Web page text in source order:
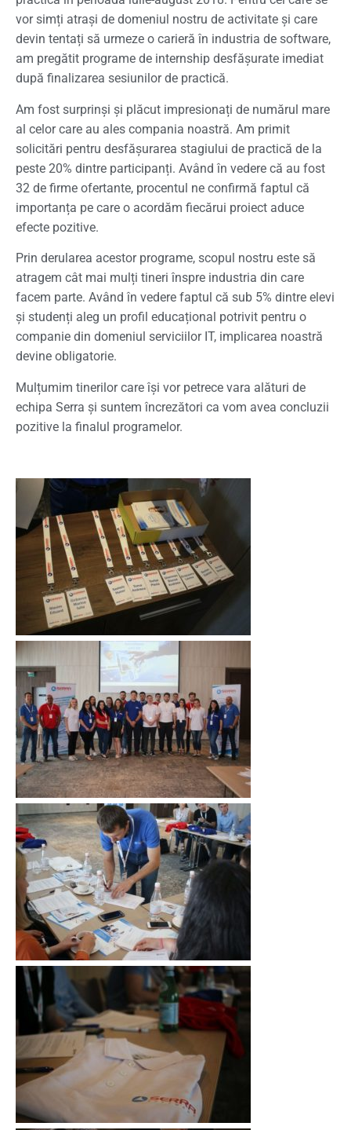
vor simți atrași de domeniul nostru de activitate și care
devin tentați să urmeze o carieră în industria de software,
am pregătit programe de internship desfășurate imediat
după finalizarea sesiunilor de practică.
Am fost surprinși și plăcut impresionați de numărul mare
al celor care au ales compania noastră. Am primit
solicitări pentru desfășurarea stagiului de practică de la
peste 20% dintre participanți. Având în vedere că au fost
32 de firme ofertante, procentul ne confirmă faptul că
importanța pe care o acordăm fiecărui proiect aduce
efecte pozitive.
Prin derularea acestor programe, scopul nostru este să
atragem cât mai mulți tineri înspre industria din care
facem parte. Având în vedere faptul că sub 5% dintre elevi
și studenți aleg un profil educațional potrivit pentru o
companie din domeniul serviciilor IT, implicarea noastră
devine obligatorie.
Mulțumim tinerilor care își vor petrece vara alături de
echipa Serra și suntem încrezători ca vom avea concluzii
pozitive la finalul programelor.